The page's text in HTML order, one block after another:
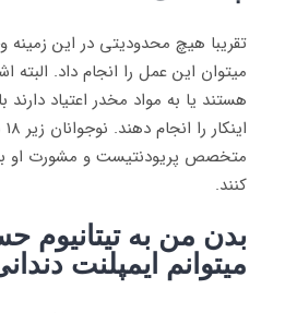
تقریبا هیچ محدودیتی در این زمینه
میتوان این عمل را انجام داد.
هستند یا به مواد مخدر اعتیاد دارند
متخصص پریودنتیست و مشورت او با
کنند.
بدن من به
میتوانم ایمپلنت